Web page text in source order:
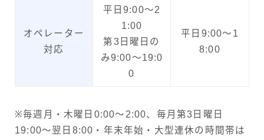
オペレーター
対応
平日9:00～2
1:00
第3日曜日の
み9:00～19:0
0
平日9:00～1
8:00
※毎週月・木曜日0:00～2:00、毎月第3日曜日
19:00～翌日8:00・年末年始・大型連休の時間帯は